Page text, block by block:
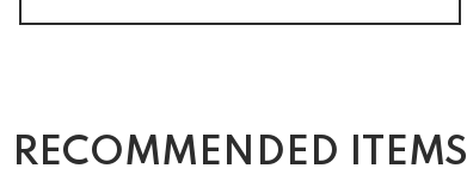
RECOMMENDED ITEMS